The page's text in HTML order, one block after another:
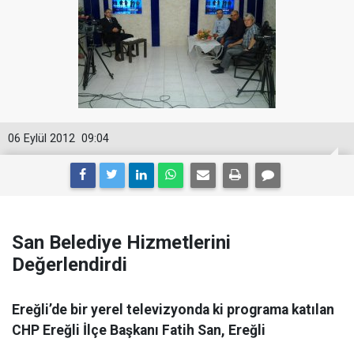
09:04
06 Eylül 2012
San Belediye Hizmetlerini
Değerlendirdi
Ereğli’de bir yerel televizyonda ki programa katılan
CHP Ereğli İlçe Başkanı Fatih San, Ereğli